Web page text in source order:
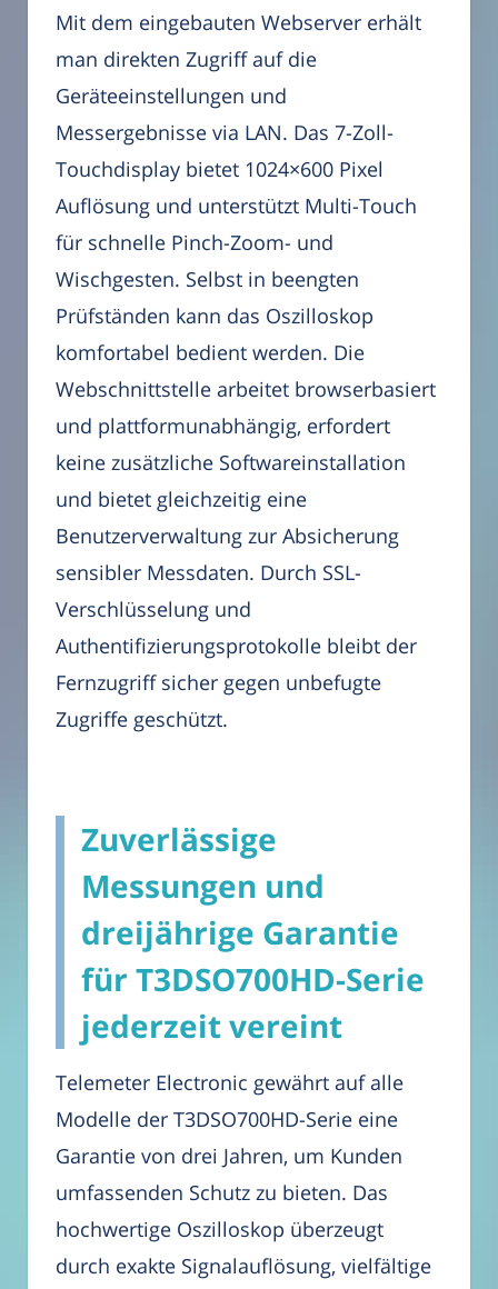
Mit dem eingebauten Webserver erhält
man direkten Zugriff auf die
Geräteeinstellungen und
Messergebnisse via LAN. Das 7-Zoll-
Touchdisplay bietet 1024×600 Pixel
Auflösung und unterstützt Multi-Touch
für schnelle Pinch-Zoom- und
Wischgesten. Selbst in beengten
Prüfständen kann das Oszilloskop
komfortabel bedient werden. Die
Webschnittstelle arbeitet browserbasiert
und plattformunabhängig, erfordert
keine zusätzliche Softwareinstallation
und bietet gleichzeitig eine
Benutzerverwaltung zur Absicherung
sensibler Messdaten. Durch SSL-
Verschlüsselung und
Authentifizierungsprotokolle bleibt der
Fernzugriff sicher gegen unbefugte
Zugriffe geschützt.
Zuverlässige
Messungen und
dreijährige Garantie
für T3DSO700HD-Serie
jederzeit vereint
Telemeter Electronic gewährt auf alle
Modelle der T3DSO700HD-Serie eine
Garantie von drei Jahren, um Kunden
umfassenden Schutz zu bieten. Das
hochwertige Oszilloskop überzeugt
durch exakte Signalauflösung, vielfältige